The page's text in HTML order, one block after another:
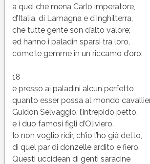
a quei che mena Carlo imperatore,
d’Italia, di Lamagna e d’Inghilterra,
che tutte gente son d’alto valore;
ed hanno i paladin sparsi tra loro,
come le gemme in un riccamo d’oro:
18
e presso ai paladini alcun perfetto
quanto esser possa al mondo
Guidon Selvaggio, l’intrepido petto,
e i duo famosi figli d’Oliviero.
Io non voglio ridir, ch’io l’ho già detto,
di quel par di donzelle ardito e fiero.
Questi uccidean di genti saracine